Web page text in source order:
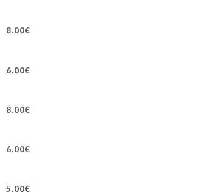
8.00€
6.00€
8.00€
6.00€
5.00€